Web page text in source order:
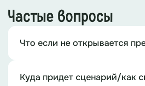
Частые вопросы
Что если не открывается
Куда придет сценарий/как